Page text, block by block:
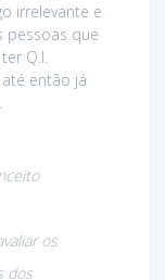
irrelevante e
pessoas que
Q.I.
então já
os
dos